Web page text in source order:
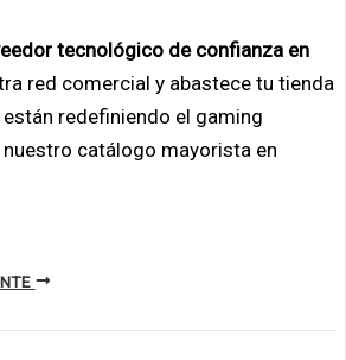
tecnológico de confianza en
red comercial y abastece tu tienda
redefiniendo el gaming
catálogo mayorista en